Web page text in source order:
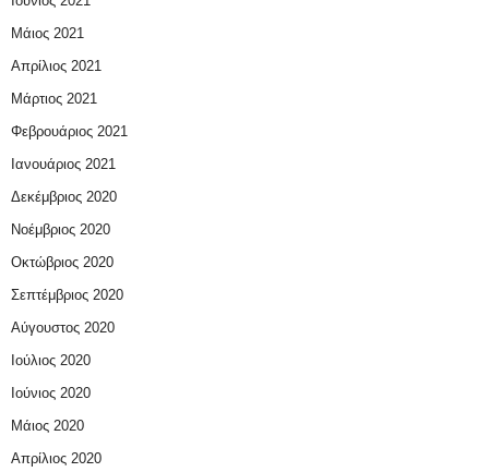
Μάιος 2021
Απρίλιος 2021
Μάρτιος 2021
Φεβρουάριος 2021
Ιανουάριος 2021
Δεκέμβριος 2020
Νοέμβριος 2020
Οκτώβριος 2020
Σεπτέμβριος 2020
Αύγουστος 2020
Ιούλιος 2020
Ιούνιος 2020
Μάιος 2020
Απρίλιος 2020